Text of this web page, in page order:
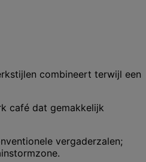
combineert terwijl een
café dat gemakkelijk
vergaderzalen;